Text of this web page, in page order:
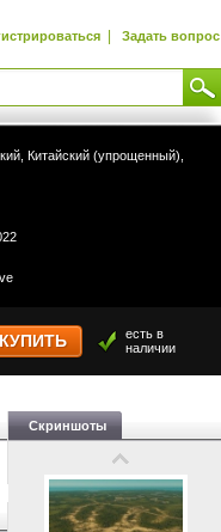
| Задать вопрос
Китайский (упрощенный),
КУПИТЬ
есть в
наличии
Скриншоты